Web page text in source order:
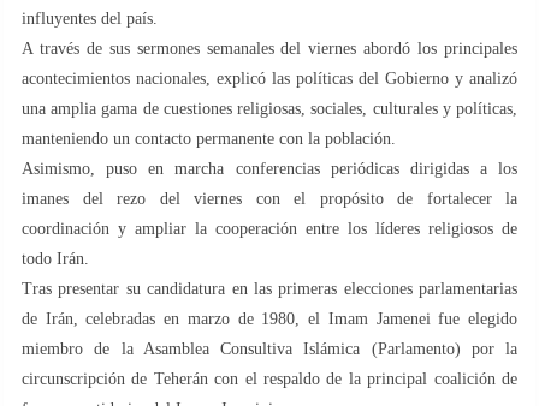
influyentes del país.
A través de sus sermones semanales del viernes abordó los principales
acontecimientos nacionales, explicó las políticas del Gobierno y analizó
una amplia gama de cuestiones religiosas, sociales, culturales y políticas,
manteniendo un contacto permanente con la población.
Asimismo, puso en marcha conferencias periódicas dirigidas a los
imanes del rezo del viernes con el propósito de fortalecer la
coordinación y ampliar la cooperación entre los líderes religiosos de
todo Irán.
Tras presentar su candidatura en las primeras elecciones parlamentarias
de Irán, celebradas en marzo de 1980, el Imam Jamenei fue elegido
miembro de la Asamblea Consultiva Islámica (Parlamento) por la
circunscripción de Teherán con el respaldo de la principal coalición de